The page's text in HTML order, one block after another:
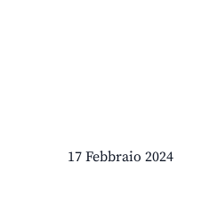
17 Febbraio 2024